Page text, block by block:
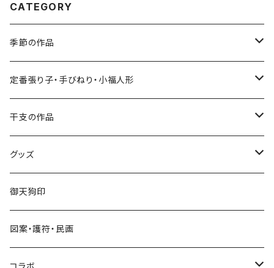
CATEGORY
季節の作品
張り子
手びねり人形
グッズ
定番張り子・手びねり・小福人形
張り子
手びねり人形・小福人形
干支の作品
張り子
手びねり人形
グッズ
コラボ
グッズ
キーホルダー
シール
遠州綿紬ハンカチ
御天狗印
図案・護符・民画
コラボ